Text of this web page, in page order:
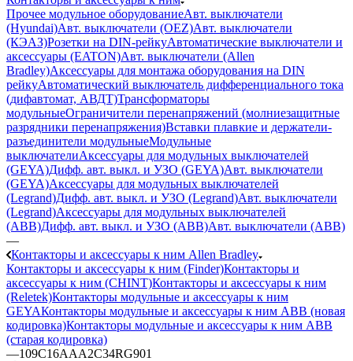
Прочее модульное оборудованиеАвт. выключатели
(Hyundai)Авт. выключатели (OEZ)Авт. выключатели
(КЭАЗ)Розетки на DIN-рейкуАвтоматические выключатели и
аксессуары (EATON)Авт. выключатели (Allen
Bradley)Аксессуары для монтажа оборудования на DIN
рейкуАвтоматический выключатель дифференциального тока
(дифавтомат, АВДТ)Трансформаторы
модульныеОграничители перенапряжений (молниезащитные
разрядники перенапряжения)Вставки плавкие и держатели-
разъединители модульныеМодульные
выключателиАксессуары для модульных выключателей
(GEYA)Дифф. авт. выкл. и УЗО (GEYA)Авт. выключатели
(GEYA)Аксессуары для модульных выключателей
(Legrand)Дифф. авт. выкл. и УЗО (Legrand)Авт. выключатели
(Legrand)Аксессуары для модульных выключателей
(ABB)Дифф. авт. выкл. и УЗО (ABB)Авт. выключатели (ABB)
—
Контакторы и аксессуары к ним Allen Bradley
Контакторы и аксессуары к ним (Finder)Контакторы и
аксессуары к ним (CHINT)Контакторы и аксессуары к ним
(Reletek)Контакторы модульные и аксессуары к ним
GEYAКонтакторы модульные и аксессуары к ним ABB (новая
кодировка)Контакторы модульные и аксессуары к ним ABB
(старая кодировка)
—109C16AAA2C34RG901